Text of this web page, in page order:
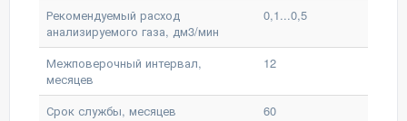
Рекомендуемый расход
анализируемого газа, дм3/мин
0,1...0,5
Межповерочный интервал,
месяцев
12
Срок службы, месяцев
60